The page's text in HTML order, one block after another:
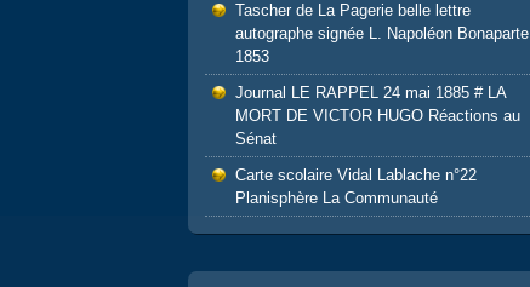
Tascher de La Pagerie belle lettre
autographe signée L. Napoléon Bonaparte
1853
Journal LE RAPPEL 24 mai 1885 # LA
MORT DE VICTOR HUGO Réactions au
Sénat
Carte scolaire Vidal Lablache n°22
Planisphère La Communauté